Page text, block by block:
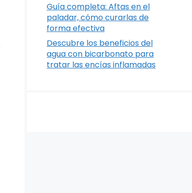
Guía completa: Aftas en el
paladar, cómo curarlas de
forma efectiva
Descubre los beneficios del
agua con bicarbonato para
tratar las encías inflamadas